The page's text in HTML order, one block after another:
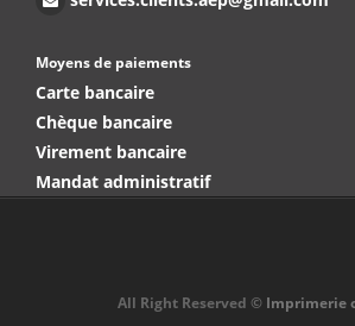
Moyens de paiements
Carte bancaire
Chèque bancaire
Virement bancaire
Mandat administratif
All Right Reserved © Imprimerie